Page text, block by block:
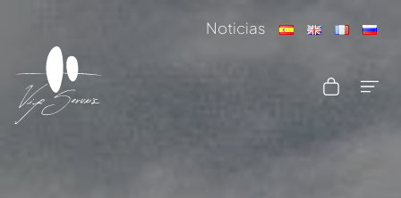
Noticias